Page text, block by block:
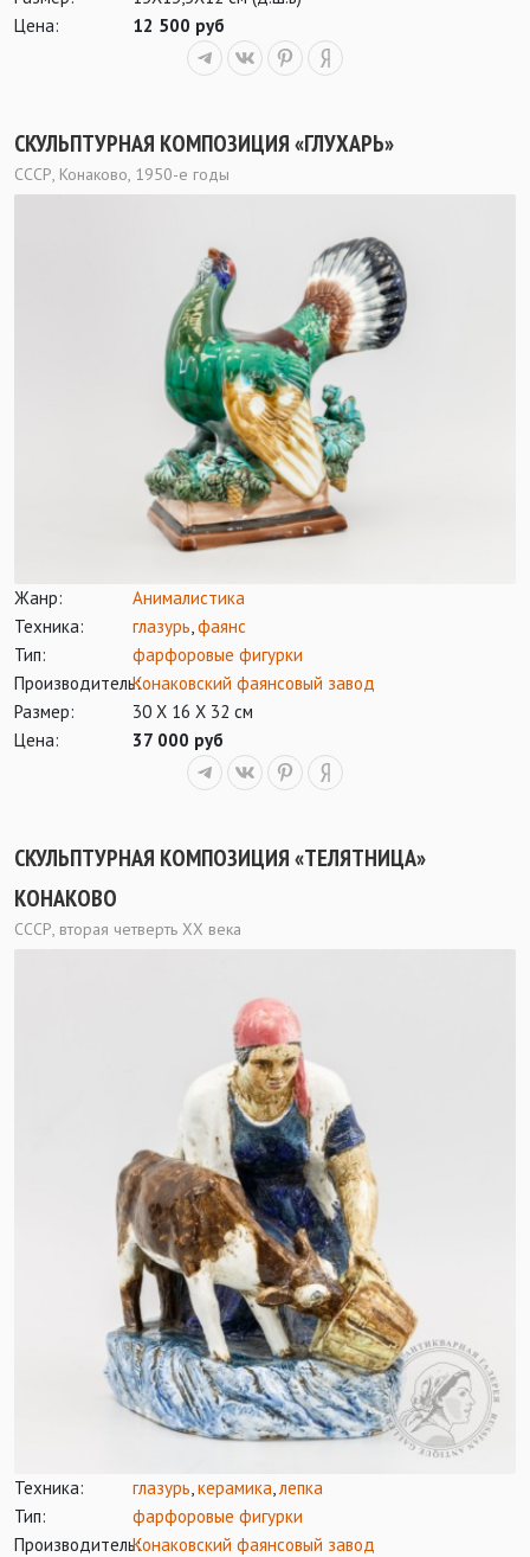
Цена:
12 500 руб
СКУЛЬПТУРНАЯ КОМПОЗИЦИЯ «ГЛУХАРЬ»
СССР, Конаково, 1950-е годы
Жанр:
Анималистика
Техника:
глазурь,фаянс
Тип:
фарфоровые фигурки
Производитель:Конаковский фаянсовый завод
Размер:
30 Х 16 Х 32 см
Цена:
37 000 руб
СКУЛЬПТУРНАЯ КОМПОЗИЦИЯ «ТЕЛЯТНИЦА»
КОНАКОВО
СССР, вторая четверть ХХ века
Техника: глазурь,керамика,лепка
Тип:
фарфоровые фигурки
Производитель:Конаковский фаянсовый завод